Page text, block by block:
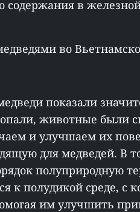
содержания в
во
показали
животные были
и улучшаем их
для медведей. В
полуприродную
к полудикой среде, с
им улучшить